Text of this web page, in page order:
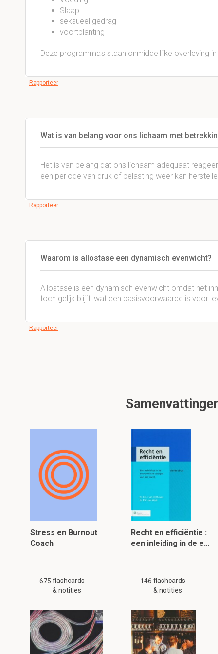
Slaap
seksueel gedrag
voortplanting
Deze programma's staan onmiddellijke overleving
Rapporteer
Wat is van belang voor ons lichaam met
Het is van belang dat ons lichaam adequaat
een periode van druk of belasting weer kan
Rapporteer
Waarom is allostase een dynamisch evenwicht?
Allostase is een dynamisch evenwicht omdat het
toch gelijk blijft, wat een basisvoorwaarde is voor
Rapporteer
Stress en Burnout
Coach
675 flashcards
& notities
Recht en efficiëntie :
een inleiding in de e…
146 flashcards
& notities